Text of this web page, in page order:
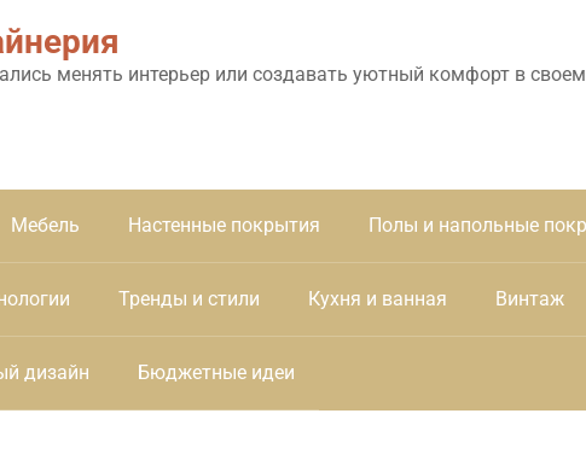
менять интерьер или создавать уютный комфорт в
Мебель Настенные покрытия Полы и напольные
Тренды и стили Кухня и ванная Винтаж
дизайн Бюджетные идеи